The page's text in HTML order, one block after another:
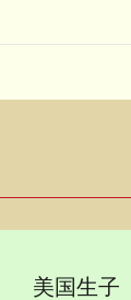
美国生子